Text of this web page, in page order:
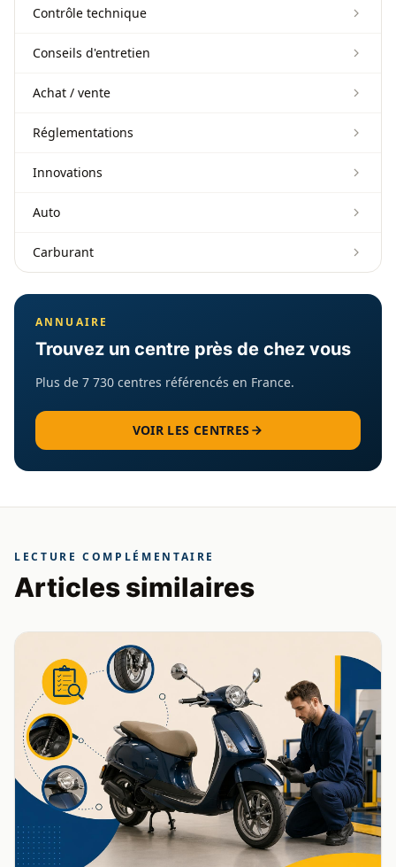
Contrôle technique
Conseils d'entretien
Achat / vente
Réglementations
Innovations
Auto
Carburant
ANNUAIRE
Trouvez un centre près de chez vous
Plus de 7 730 centres référencés en France.
VOIR LES CENTRES
LECTURE COMPLÉMENTAIRE
Articles similaires